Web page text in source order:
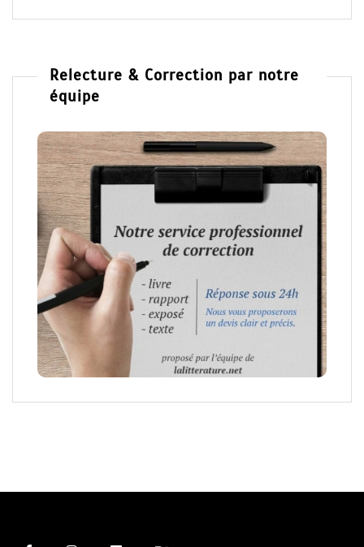
Relecture & Correction par notre
équipe